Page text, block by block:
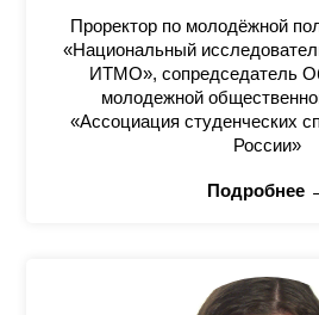
Проректор по молодёжной
«Национальный
ИТМО», сопредседатель
молодежной
«Ассоциация студенческих
России»
Подробнее